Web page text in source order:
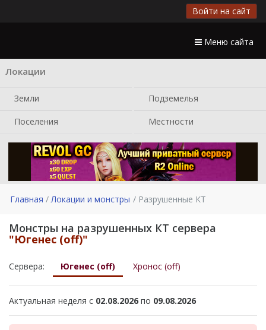
Войти на сайт
Меню сайта
Локации
Земли Подземелья
Поселения Местности
Главная Локации и монстры Разрушенные КТ
Монстры на разрушенных КТ сервера
"Югенес (off)"
Сервера: Югенес (off) Хронос (off)
Актуальная неделя с 02.08.2026 по 09.08.2026